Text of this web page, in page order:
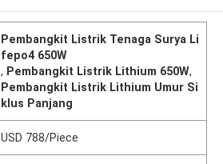
Pembangkit Listrik Tenaga Surya Li
fepo4 650W
, Pembangkit Listrik Lithium 650W,
Pembangkit Listrik Lithium Umur Si
klus Panjang
USD 788/Piece